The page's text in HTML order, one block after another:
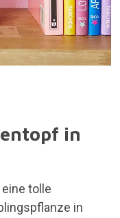
in
tolle
in